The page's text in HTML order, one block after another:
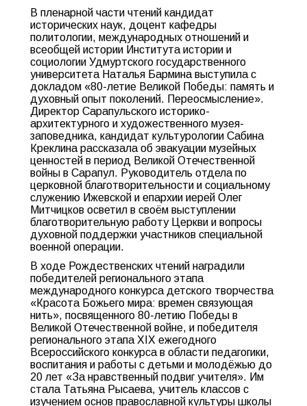
В пленарной части чтений кандидат
исторических наук, доцент кафедры
политологии, международных отношений и
всеобщей истории Института истории и
социологии Удмуртского государственного
университета Наталья Бармина выступила с
докладом «80-летие Великой Победы: память и
духовный опыт поколений. Переосмысление».
Директор Сарапульского историко-
архитектурного и художественного музея-
заповедника, кандидат культурологии Сабина
Креклина рассказала об эвакуации музейных
ценностей в период Великой Отечественной
войны в Сарапул. Руководитель отдела по
церковной благотворительности и социальному
служению Ижевской и епархии иерей Олег
Митчицков осветил в своём выступлении
благотворительную работу Церкви и вопросы
духовной поддержки участников специальной
военной операции.
В ходе Рождественских чтений наградили
победителей регионального этапа
международного конкурса детского творчества
«Красота Божьего мира: времен связующая
нить», посвященного 80-летию Победы в
Великой Отечественной войне, и победителя
регионального этапа XIX ежегодного
Всероссийского конкурса в области педагогики,
воспитания и работы с детьми и молодёжью до
20 лет «За нравственный подвиг учителя». Им
стала Татьяна Рысаева, учитель классов с
изучением основ православной культуры школы